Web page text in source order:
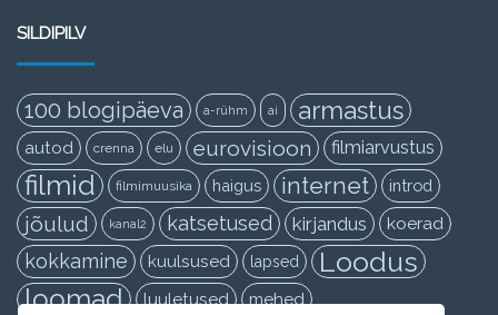
SILDIPILV
100 blogipäeva a-rühm ai armastus
autod crenna elu eurovisioon filmiarvustus
filmid filmimuusika haigus internet introd
jõulud kanal2 katsetused kirjandus koerad
kokkamine kuulsused lapsed Loodus
loomad luuletused mehed